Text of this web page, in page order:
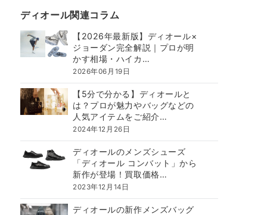
ディオール関連コラム
【2026年最新版】ディオール×
ジョーダン完全解説｜プロが明
かす相場・ハイカ…
2026年06月19日
【5分で分かる】ディオールと
は？プロが魅力やバッグなどの
人気アイテムをご紹介…
2024年12月26日
ディオールのメンズシューズ
「ディオール コンバット」から
新作が登場！買取価格…
2023年12月14日
ディオールの新作メンズバッグ